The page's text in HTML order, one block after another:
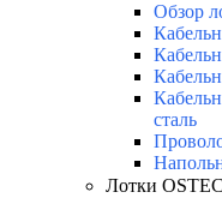
Обзор
сталь
Лотки OSTEC